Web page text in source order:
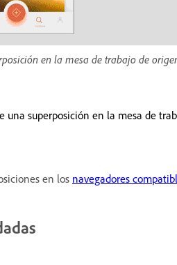
en la mesa de trabajo de
una superposición en la mesa de
en los navegadores